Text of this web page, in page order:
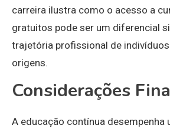
carreira ilustra como o acesso a
gratuitos pode ser um diferencial
trajetória profissional de
origens.
Considerações
A educação contínua desempenha